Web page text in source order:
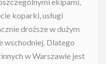
ekipami,
koparki, usługi
droższe w dużym
wschodniej. Dlatego
w Warszawie jest